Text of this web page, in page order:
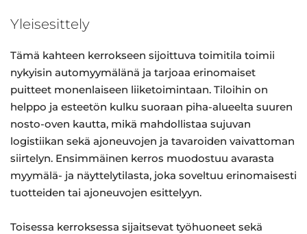
Yleisesittely
Tämä kahteen kerrokseen sijoittuva toimitila toimii
nykyisin automyymälänä ja tarjoaa erinomaiset
puitteet monenlaiseen liiketoimintaan. Tiloihin on
helppo ja esteetön kulku suoraan piha-alueelta suuren
nosto-oven kautta, mikä mahdollistaa sujuvan
logistiikan sekä ajoneuvojen ja tavaroiden vaivattoman
siirtelyn. Ensimmäinen kerros muodostuu avarasta
myymälä- ja näyttelytilasta, joka soveltuu erinomaisesti
tuotteiden tai ajoneuvojen esittelyyn.
Toisessa kerroksessa sijaitsevat työhuoneet sekä